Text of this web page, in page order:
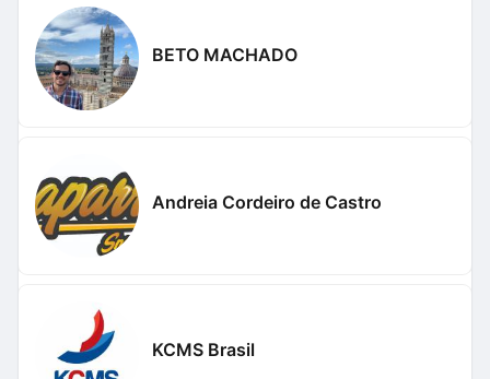
BETO MACHADO
Andreia Cordeiro de Castro
KCMS Brasil